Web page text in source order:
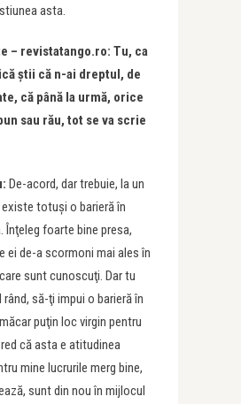
asta.
– revistatango.ro: Tu, ca
ştii că n-ai dreptul, de
că până la urmă, orice
sau rău, tot se va scrie
De-acord, dar trebuie, la un
totuşi o barieră în
Înţeleg foarte bine presa,
ei de-a scormoni mai ales în
sunt cunoscuţi. Dar tu
să-ţi impui o barieră în
puţin loc virgin pentru
că asta e atitudinea
mine lucrurile merg bine,
sunt din nou în mijlocul